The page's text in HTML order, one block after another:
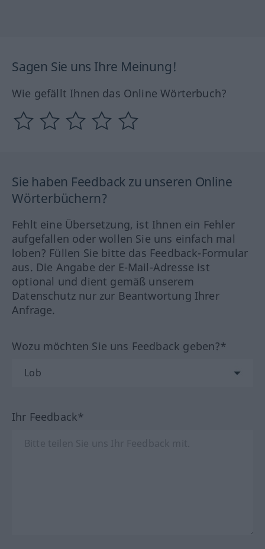
Sagen Sie uns Ihre Meinung!
Wie gefällt Ihnen das Online Wörterbuch?
Sie haben Feedback zu unseren Online
Wörterbüchern?
Fehlt eine Übersetzung, ist Ihnen ein Fehler
aufgefallen oder wollen Sie uns einfach mal
loben? Füllen Sie bitte das Feedback-Formular
aus. Die Angabe der E-Mail-Adresse ist
optional und dient gemäß unserem
Datenschutz nur zur Beantwortung Ihrer
Anfrage.
Wozu möchten Sie uns Feedback geben?*
Ihr Feedback*